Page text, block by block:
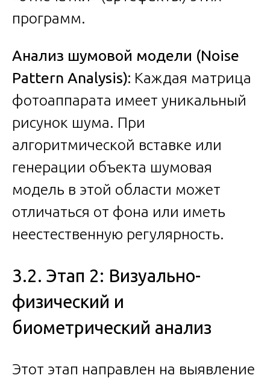
программ.
Анализ шумовой модели (Noise
Pattern Analysis): Каждая матрица
фотоаппарата имеет уникальный
рисунок шума. При
алгоритмической вставке или
генерации объекта шумовая
модель в этой области может
отличаться от фона или иметь
неестественную регулярность.
3.2. Этап 2: Визуально-
физический и
биометрический анализ
Этот этап направлен на выявление